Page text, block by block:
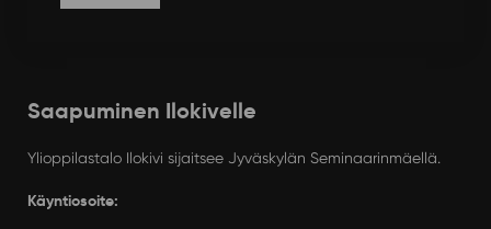
Saapuminen Ilokivelle
Ylioppilastalo Ilokivi sijaitsee Jyväskylän Seminaarinmäellä.
Käyntiosoite: